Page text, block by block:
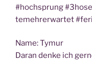
#hoch­sprung
te­meh­rerwar­tet
Name: Tymur
Dar­an den­ke ich